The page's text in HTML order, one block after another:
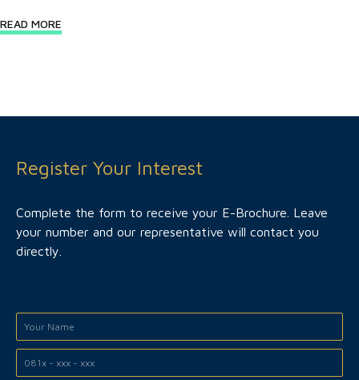
READ MORE
Register Your Interest
Complete the form to receive your E-Brochure. Leave
your number and our representative will contact you
directly.